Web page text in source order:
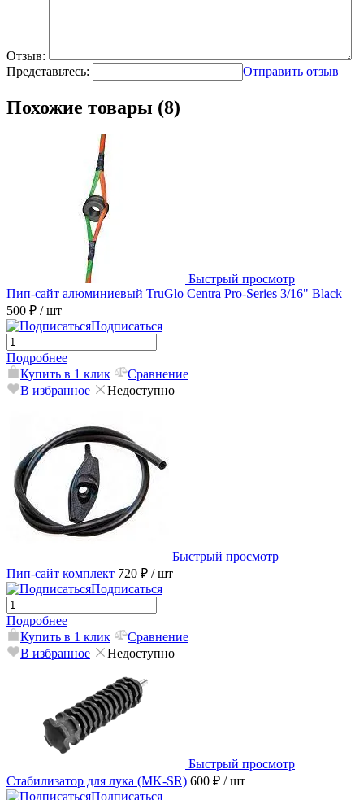
Отзыв:
Представьтесь:
Отправить отзыв
Похожие товары (8)
Быстрый просмотр
Пип-сайт алюминиевый TruGlo Centra Pro-Series 3/16" Black
500 ₽ / шт
Подписаться
Подробнее
Купить в 1 клик
Сравнение
В избранное
Недоступно
Быстрый просмотр
Пип-сайт комплект 720 ₽ / шт
Подписаться
Подробнее
Купить в 1 клик
Сравнение
В избранное
Недоступно
Быстрый просмотр
Стабилизатор для лука (MK-SR) 600 ₽ / шт
Подписаться